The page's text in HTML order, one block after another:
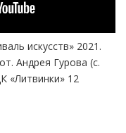
искусств» 2021.
Андрея Гурова (с.
«Литвинки» 12